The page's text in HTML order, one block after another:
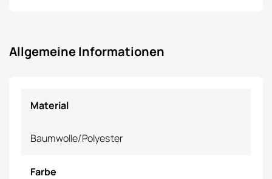
Allgemeine Informationen
Material
Baumwolle/Polyester
Farbe